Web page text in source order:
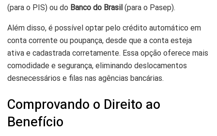
(para o PIS) ou do Banco do Brasil (para o Pasep).
Além disso, é possível optar pelo crédito automático em
conta corrente ou poupança, desde que a conta esteja
ativa e cadastrada corretamente. Essa opção oferece mais
comodidade e segurança, eliminando deslocamentos
desnecessários e filas nas agências bancárias.
Comprovando o Direito ao
Benefício